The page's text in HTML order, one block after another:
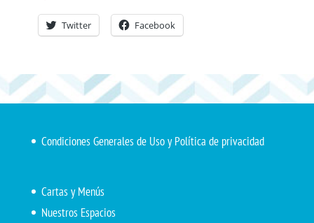
Twitter Facebook
Condiciones Generales de Uso y Política de privacidad
Cartas y Menús
Nuestros Espacios